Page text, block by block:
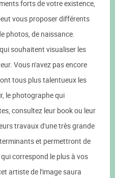
forts de votre existence,
vous proposer différents
photos, de naissance.
souhaitent visualiser les
Vous n'avez pas encore
tous plus talentueux les
le photographe qui
consultez leur book ou leur
travaux d'une très grande
et permettront de
correspond le plus à vos
artiste de l'image saura